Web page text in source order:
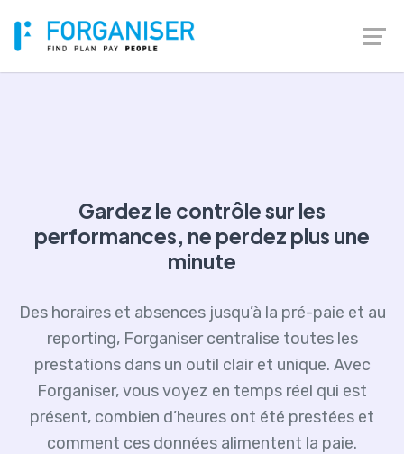
Gardez le contrôle sur les
performances, ne perdez plus une
minute
Des horaires et absences jusqu’à la pré-paie et au
reporting, Forganiser centralise toutes les
prestations dans un outil clair et unique. Avec
Forganiser, vous voyez en temps réel qui est
présent, combien d’heures ont été prestées et
comment ces données alimentent la paie.